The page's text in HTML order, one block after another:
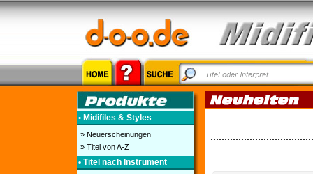
• Midifiles & Styles
» Neuerscheinungen
» Titel von A-Z
• Titel nach Instrument